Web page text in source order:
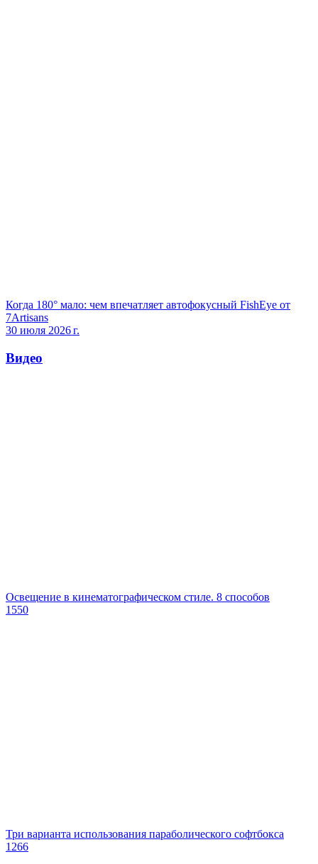
Когда 180° мало: чем впечатляет автофокусный FishEye от
7Artisans
30 июля 2026 г.
Видео
Освещение в кинематографическом стиле. 8 способов
1550
Три варианта использования параболического софтбокса
1266